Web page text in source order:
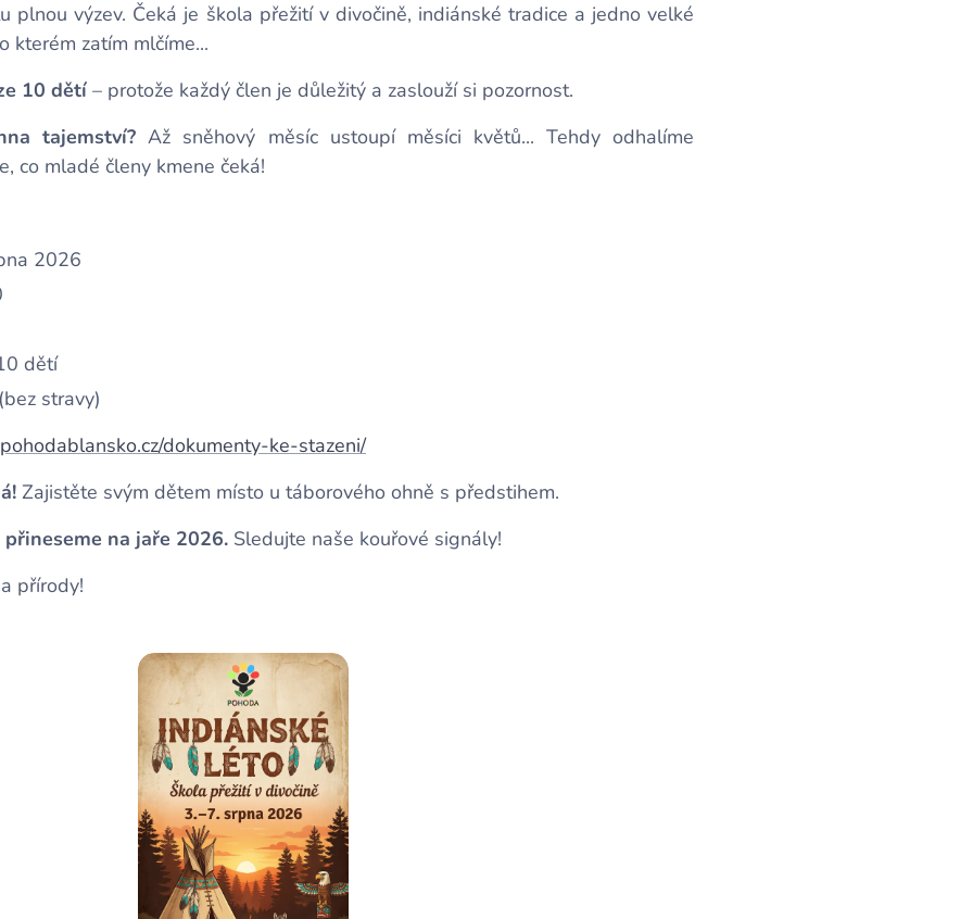
plnou výzev. Čeká je škola přežití v divočině, indiánské tradice a jedno velké
kterém zatím mlčíme...
10 dětí – protože každý člen je důležitý a zaslouží si pozornost.
tajemství? Až sněhový měsíc ustoupí měsíci květů... Tehdy odhalíme
co mladé členy kmene čeká!
2026
dětí
stravy)
dokumenty-ke-stazeni/
Zajistěte svým dětem místo u táborového ohně s předstihem.
na jaře 2026. Sledujte naše kouřové signály! 🔥
přírody! 🦅🌲